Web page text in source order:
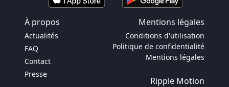
À propos Mentions légales
Actualités
FAQ
Contact
Presse
Conditions d'utilisation
Politique de confidentialité
Mentions légales
Ripple Motion